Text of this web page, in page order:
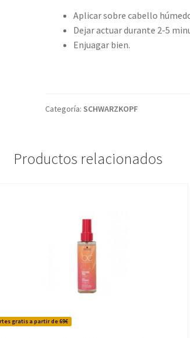
Aplicar sobre cabello
Dejar actuar durante 2-5
Enjuagar bien.
Categoría: SCHWARZKOPF
Productos relacionados
gratis a partir de 69€